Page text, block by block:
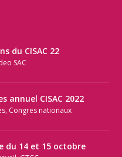
du CISAC 22
SAC
annuel CISAC 2022
, Congres nationaux
du 14 et 15 octobre